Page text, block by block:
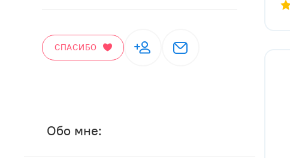
СПАСИБО
Обо мне: